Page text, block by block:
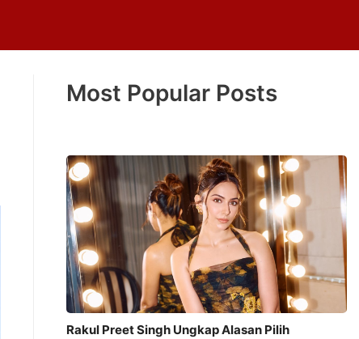
Most Popular Posts
Rakul Preet Singh Ungkap Alasan Pilih